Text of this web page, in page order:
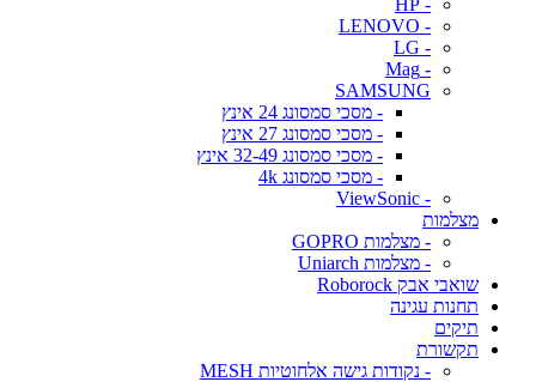
- HP
- LENOVO
- LG
- Mag
SAMSUNG
- מסכי סמסונג 24 אינץ
- מסכי סמסונג 27 אינץ
- מסכי סמסונג 32-49 אינץ
- מסכי סמסונג 4k
- ViewSonic
מצלמות
- מצלמות GOPRO
- מצלמות Uniarch
שואבי אבק Roborock
תחנות עגינה
תיקים
תקשורת
- נקודות גישה אלחוטיות MESH